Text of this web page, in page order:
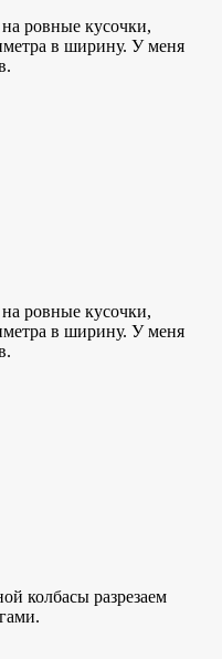
на ровные кусочки,
в ширину. У меня
на ровные кусочки,
в ширину. У меня
колбасы разрезаем